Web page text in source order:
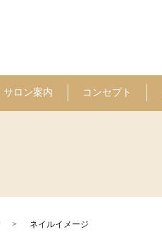
サロン案内 コンセプト
ネイルイメージ